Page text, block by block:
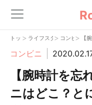
トップ
> ライフスタイル
> コンビニ
> 【
コンビニ
【腕時計を
ニはどこ？と